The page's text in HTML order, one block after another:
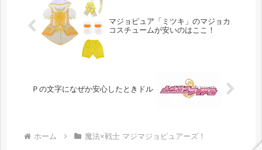
マジョピュア「ミツキ」のマジョカ
コスチュームが安いのはここ！
Ｐの文字になぜか安心したときドル
ホーム 魔法×戦士 マジマジョピュアーズ！